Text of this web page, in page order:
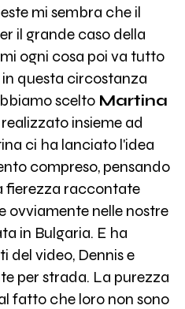
mi sembra che il
il grande caso della
ogni cosa poi va tutto
in questa circostanza
scelto Martina
insieme ad
ci ha lanciato l'idea
compreso, pensando
fierezza raccontate
ovviamente nelle nostre
in Bulgaria. E ha
del video, Dennis e
per strada. La purezza
fatto che loro non sono